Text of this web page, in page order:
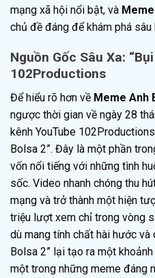
mạng xã hội nổi bật, và
chủ đề đáng để khám phá sâu
Nguồn Gốc Sâu Xa:
102Productions
Để hiểu rõ hơn về Meme Anh
ngược thời gian về ngày 28
kênh YouTube
Bolsa 2”. Đây là một phần
vốn nổi tiếng với những tình
sốc. Video nhanh chóng thu
mạng và trở thành một hiện
triệu lượt xem chỉ trong vòng
dù mang tính chất hài hước và
Bolsa 2” lại tạo ra một
một trong những meme đáng